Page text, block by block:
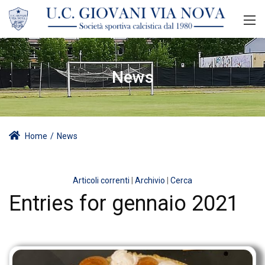
News
Home / News
Articoli correnti Archivio Cerca
Entries for gennaio 2021